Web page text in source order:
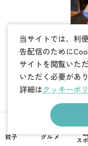
宇都宮で「一
人飲み」が楽
しめる旨い居
酒屋10選。駅
餃子 グルメ
ス
当サイトでは、利
告配信のために
サイトを閲覧いた
いただく必要があり
詳細はクッキーポ